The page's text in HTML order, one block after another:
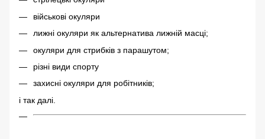
військові окуляри
лижні окуляри як альтернатива лижній масці;
окуляри для стрибків з парашутом;
різні види спорту
захисні окуляри для робітників;
і так далі.